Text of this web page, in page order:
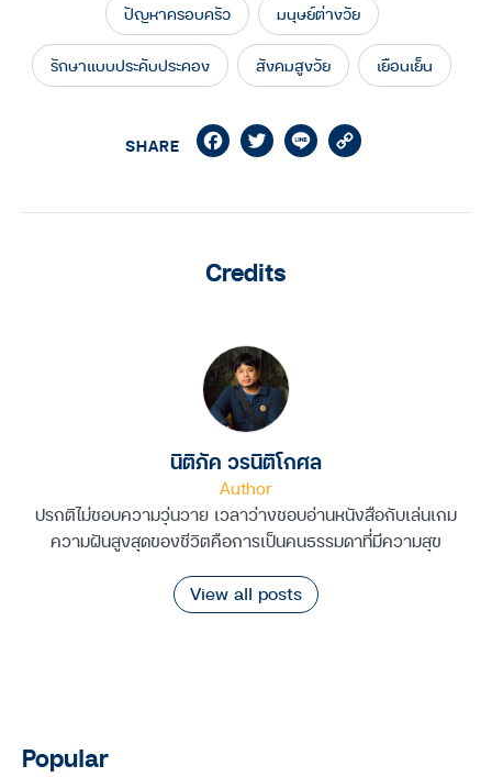
ปัญหาครอบครัว มนุษย์ต่างวัย
รักษาแบบประคับประคอง สังคมสูงวัย เยือนเย็น
SHARE FacebookTwitterLine
Credits
นิติภัค วรนิติโกศล
Author
ปรกติไม่ชอบความวุ่นวาย เวลาว่างชอบอ่านหนังสือกับเล่นเกม
ความฝันสูงสุดของชีวิตคือการเป็นคนธรรมดาที่มีความสุข
View all posts
Popular